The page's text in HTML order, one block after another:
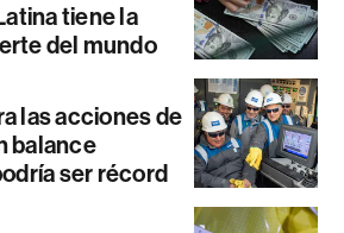
tiene la
del mundo
las acciones de
balance
ser récord